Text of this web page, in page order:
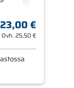
23,00 €
Ovh.25,50 €